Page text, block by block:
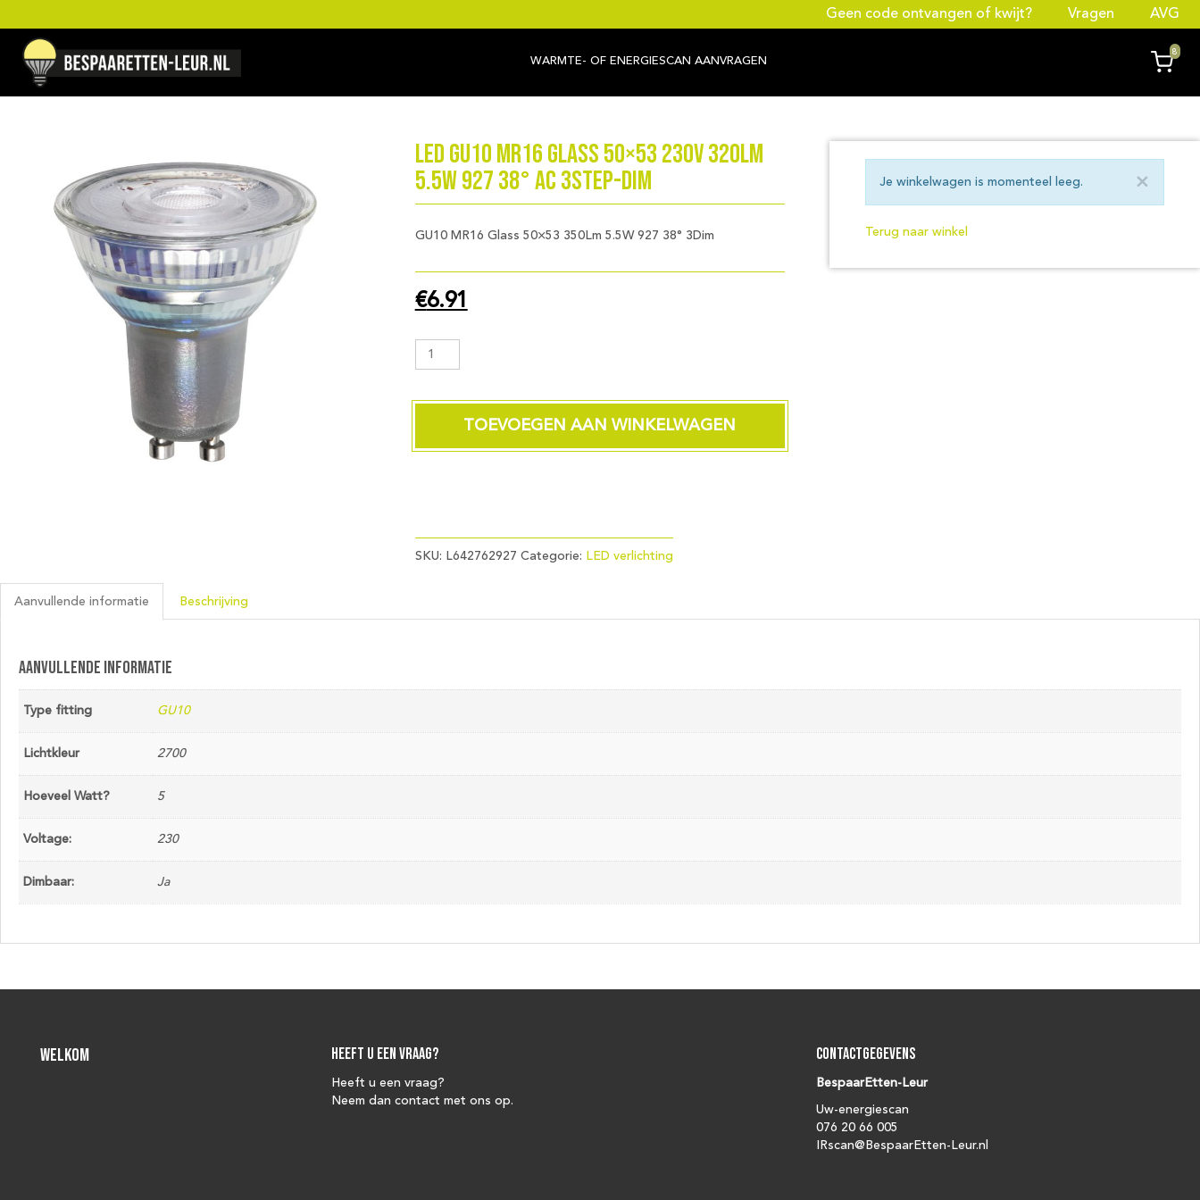
Geen code ontvangen of kwijt? Vragen AVG
WARMTE- OF ENERGIESCAN AANVRAGEN
8
LED GU10 MR16 Glass 50×53 230V 320Lm
5.5W 927 38° AC 3step-Dim
GU10 MR16 Glass 50×53 350Lm 5.5W 927 38° 3Dim
€6.91
LED
Glass
320Lm
Dim
TOEVOEGEN AAN WINKELWAGEN
SKU: L642762927 Categorie: LED verlichting
×
Je winkelwagen is momenteel leeg.
Terug naar winkel
Aanvullende informatie Beschrijving
Aanvullende informatie
Type fitting GU10
Lichtkleur 2700
Hoeveel Watt? 5
Voltage: 230
Dimbaar: Ja
Welkom Heeft u een vraag?
Heeft u een vraag?
Neem dan contact met ons op.
Contactgegevens
BespaarEtten-Leur
Uw-energiescan
076 20 66 005
IRscan@BespaarEtten-Leur.nl